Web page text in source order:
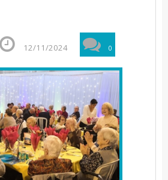
12/11/2024 0